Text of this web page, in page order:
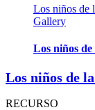
Los niños de
Gallery
Los niños
Los niños de
RECURSO